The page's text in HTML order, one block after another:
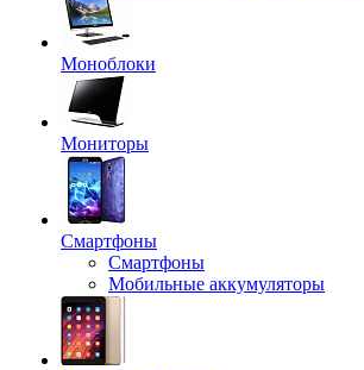
Моноблоки
Мониторы
Смартфоны
Смартфоны
Мобильные аккумуляторы